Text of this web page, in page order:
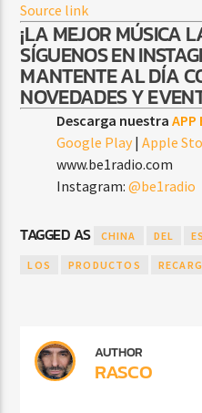
Source link
¡LA MEJOR MÚSICA
SÍGUENOS EN
MANTENTE AL DÍA
NOVEDADES Y
Descarga nuestraAPP
Google Play |Apple
www.be1radio.com
Instagram:@be1radio
TAGGED AS CHINA DEL
LOS PRODUCTOS
AUTHOR
RASCO